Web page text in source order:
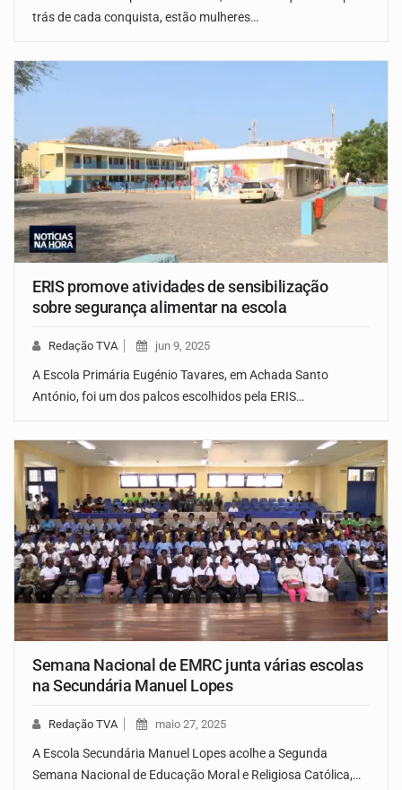
trás de cada conquista, estão mulheres…
ERIS promove atividades de sensibilização
sobre segurança alimentar na escola
Redação TVA jun 9, 2025
A Escola Primária Eugénio Tavares, em Achada Santo
António, foi um dos palcos escolhidos pela ERIS…
Semana Nacional de EMRC junta várias escolas
na Secundária Manuel Lopes
Redação TVA maio 27, 2025
A Escola Secundária Manuel Lopes acolhe a Segunda
Semana Nacional de Educação Moral e Religiosa Católica,…